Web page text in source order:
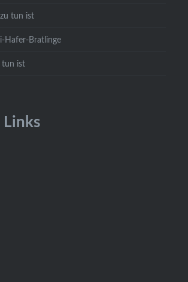
tun ist
Hafer-Bratlinge
tun ist
Links